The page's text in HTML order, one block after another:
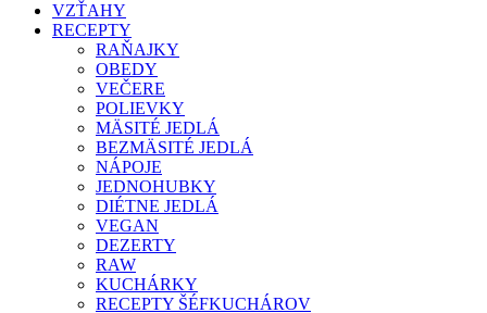
VZŤAHY
RECEPTY
RAŇAJKY
OBEDY
VEČERE
POLIEVKY
MÄSITÉ JEDLÁ
BEZMÄSITÉ JEDLÁ
NÁPOJE
JEDNOHUBKY
DIÉTNE JEDLÁ
VEGAN
DEZERTY
RAW
KUCHÁRKY
RECEPTY ŠÉFKUCHÁROV